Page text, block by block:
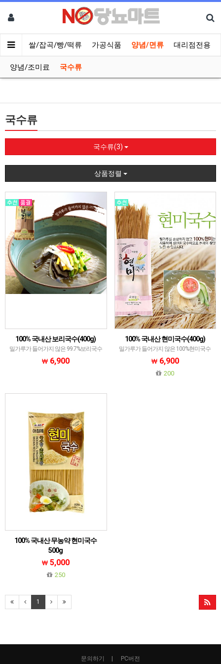
류 쌀/잡곡/빵/떡류 가공식품 양념/면류 대리점전용
양념/조미료 국수류
국수류
국수류(3)
상품정렬
100% 국내산 보리국수(400g)
밀가루가 들어가지 않은 99.7%보리국수
6,900
100% 국내산 현미국수(400g)
밀가루가 들어가지 않은 100%현미국수
6,900
200
100% 국내산 무농약 현미국수
500g
국내산 무농약 현미 100% 현미국수, 글루
5,000
250
1
문의하기 PC버전